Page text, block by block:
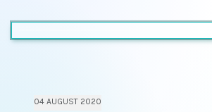
04 AUGUST 2020